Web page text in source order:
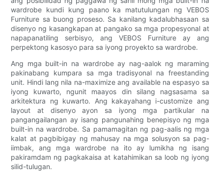
wardrobe kundi kung paano ka matutulungan ng VEBOS
Furniture sa buong proseso. Sa kanilang kadalubhasaan sa
disenyo ng kasangkapan at pangako sa mga propesyonal at
napapanatiling serbisyo, ang VEBOS Furniture ay ang
perpektong kasosyo para sa iyong proyekto sa wardrobe.
Ang mga built-in na wardrobe ay nag-aalok ng maraming
pakinabang kumpara sa mga tradisyonal na freestanding
unit. Hindi lang nila na-maximize ang available na espasyo sa
iyong kuwarto, ngunit maayos din silang nagsasama sa
arkitektura ng kuwarto. Ang kakayahang i-customize ang
layout at disenyo ayon sa iyong mga partikular na
pangangailangan ay isang pangunahing benepisyo ng mga
built-in na wardrobe. Sa pamamagitan ng pag-aalis ng mga
kalat at pagbibigay ng mahusay na mga solusyon sa pag-
iimbak, ang mga wardrobe na ito ay lumikha ng isang
pakiramdam ng pagkakaisa at katahimikan sa loob ng iyong
silid-tulugan.